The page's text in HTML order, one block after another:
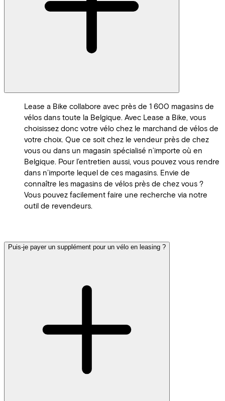
Lease a Bike collabore avec près de 1 600 magasins de
vélos dans toute la Belgique. Avec Lease a Bike, vous
choisissez donc votre vélo chez le marchand de vélos de
votre choix. Que ce soit chez le vendeur près de chez
vous ou dans un magasin spécialisé n’importe où en
Belgique. Pour l’entretien aussi, vous pouvez vous rendre
dans n’importe lequel de ces magasins. Envie de
connaître les magasins de vélos près de chez vous ?
Vous pouvez facilement faire une recherche via notre
outil de revendeurs.
Puis-je payer un supplément pour un vélo en leasing ?